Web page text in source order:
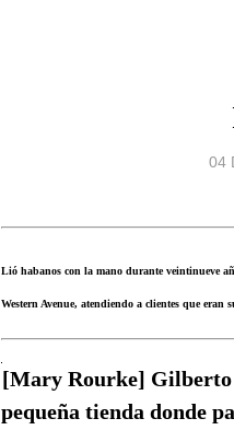
04
Lió habanos con la mano durante veintinueve
Western Avenue, atendiendo a clientes que eran
[Mary Rourke] Gilberto
pequeña tienda donde